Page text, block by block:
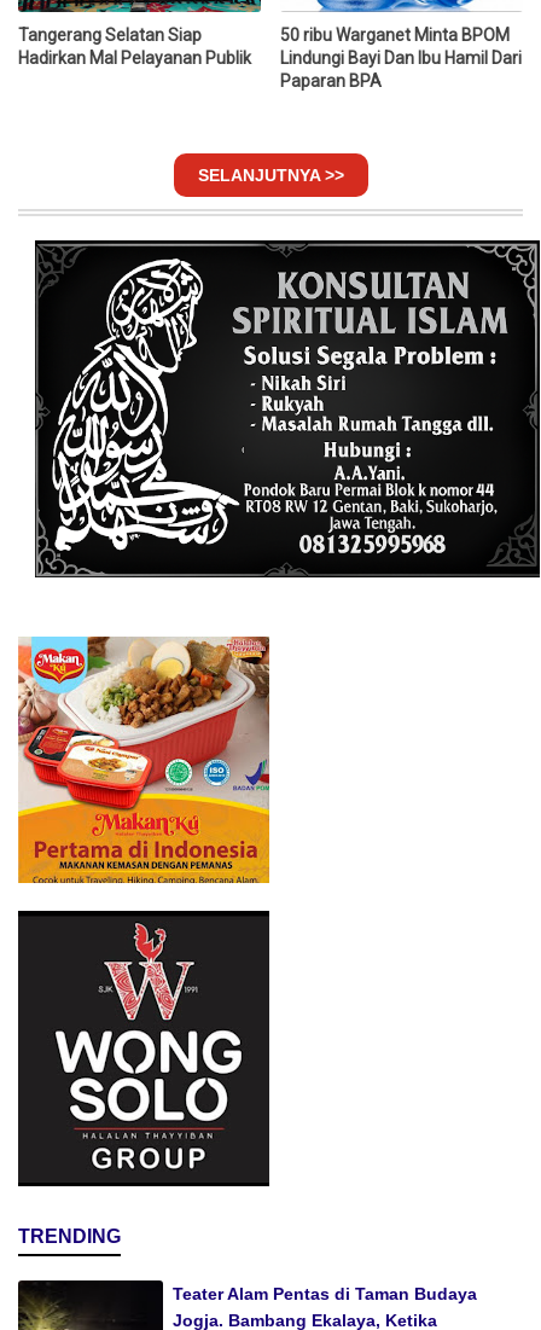
Tangerang Selatan Siap
Hadirkan Mal Pelayanan Publik
50 ribu Warganet Minta BPOM
Lindungi Bayi Dan Ibu Hamil Dari
Paparan BPA
SELANJUTNYA >>
TRENDING
Teater Alam Pentas di Taman Budaya
Jogja. Bambang Ekalaya, Ketika